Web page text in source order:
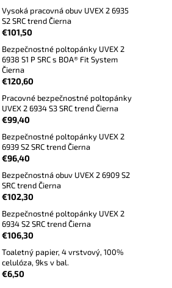
Vysoká pracovná obuv UVEX 2 6935
S2 SRC trend Čierna
€101,50
Bezpečnostné poltopánky UVEX 2
6938 S1 P SRC s BOA® Fit System
Čierna
€120,60
Pracovné bezpečnostné poltopánky
UVEX 2 6934 S3 SRC trend Čierna
€99,40
Bezpečnostné poltopánky UVEX 2
6939 S2 SRC trend Čierna
€96,40
Bezpečnostná obuv UVEX 2 6909 S2
SRC trend Čierna
€102,30
Bezpečnostné poltopánky UVEX 2
6934 S2 SRC trend Čierna
€106,30
Toaletný papier, 4 vrstvový, 100%
celulóza, 9ks v bal.
€6,50